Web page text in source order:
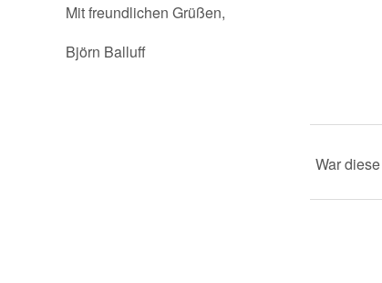
Mit freundlichen Grüßen,
Björn Balluff
War